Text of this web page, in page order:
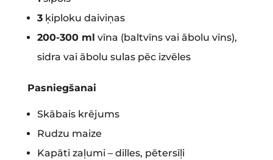
3ķiploku daiviņas
200-300 ml vīna (baltvīns vai ābolu vīns),
sidra vai ābolu sulas pēc izvēles
Pasniegšanai
Skābais krējums
Rudzu maize
Kapāti zaļumi – dilles, pētersīļi